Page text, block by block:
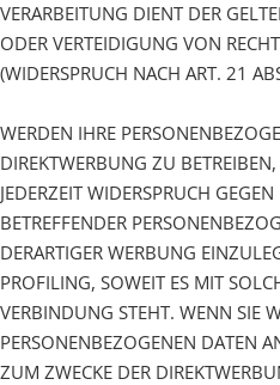
VERARBEITUNG DIENT DER
ODER VERTEIDIGUNG VON
(WIDERSPRUCH NACH ART. 21
WERDEN IHRE
DIREKTWERBUNG ZU
JEDERZEIT WIDERSPRUCH
BETREFFENDER
DERARTIGER WERBUNG
PROFILING, SOWEIT ES MIT
VERBINDUNG STEHT. WENN SIE
PERSONENBEZOGENEN DATEN
ZUM ZWECKE DER